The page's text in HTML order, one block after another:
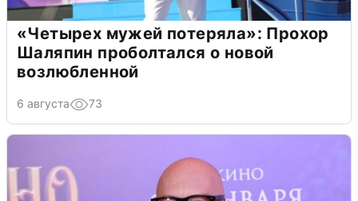
«Четырех мужей потеряла»: Прохор
Шаляпин проболтался о новой
возлюбленной
6 августа 73